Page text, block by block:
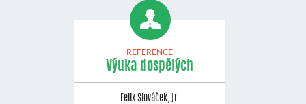
REFERENCE
Výuka dospělých
Felix Slováček, jr.